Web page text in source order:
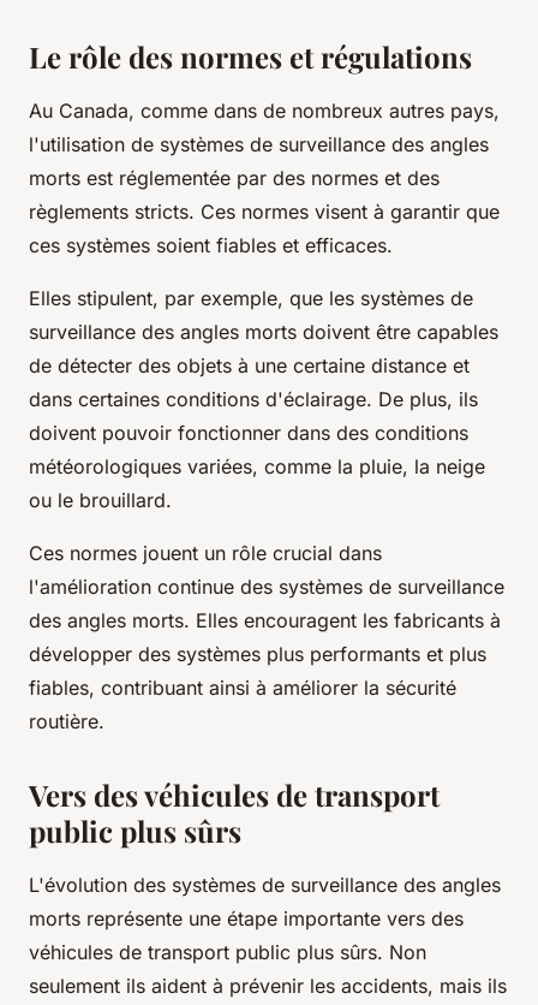
Le rôle des normes et régulations
Au Canada, comme dans de nombreux autres pays,
l'utilisation de systèmes de surveillance des angles
morts est réglementée par des normes et des
règlements stricts. Ces normes visent à garantir que
ces systèmes soient fiables et efficaces.
Elles stipulent, par exemple, que les systèmes de
surveillance des angles morts doivent être capables
de détecter des objets à une certaine distance et
dans certaines conditions d'éclairage. De plus, ils
doivent pouvoir fonctionner dans des conditions
météorologiques variées, comme la pluie, la neige
ou le brouillard.
Ces normes jouent un rôle crucial dans
l'amélioration continue des systèmes de surveillance
des angles morts. Elles encouragent les fabricants à
développer des systèmes plus performants et plus
fiables, contribuant ainsi à améliorer la sécurité
routière.
Vers des véhicules de transport
public plus sûrs
L'évolution des systèmes de surveillance des angles
morts représente une étape importante vers des
véhicules de transport public plus sûrs. Non
seulement ils aident à prévenir les accidents, mais ils